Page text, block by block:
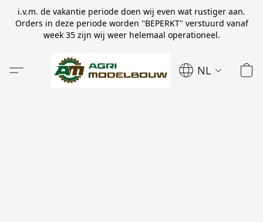
i.v.m. de vakantie periode doen wij even wat rustiger aan.
Orders in deze periode worden ''BEPERKT" verstuurd vanaf
week 35 zijn wij weer helemaal operationeel.
NL